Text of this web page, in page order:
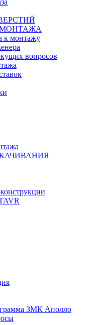
МОНТАЖА
к монтажу
вопросов
ЗМК Аполло